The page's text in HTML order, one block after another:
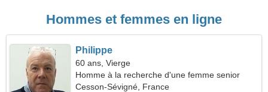
Hommes et femmes en ligne
Philippe
60 ans, Vierge
Homme à la recherche d'une femme senior
Cesson-Sévigné, France